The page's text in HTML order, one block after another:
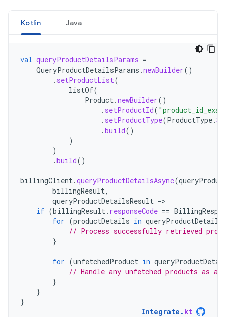
Kotlin Java
val queryProductDetailsParams =
QueryProductDetailsParams .newBuilder()
. setProductList(
listOf(
Product.newBuilder()
. setProductId(
. setProductType(ProductType.
.build()
)
)
.build()
billingClient.queryProductDetailsAsync(
billingResult,
queryProductDetailsResult -
if (billingResult. responseCode ==
for (productDetails in
// Process successfully retrieved
}
for (unfetchedProduct in
// Handle any unfetched products as
}
}
}
Integrate . kt